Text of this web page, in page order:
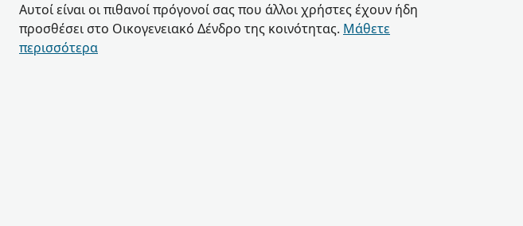
Αυτοί είναι οι πιθανοί πρόγονοί σας που άλλοι χρήστες έχουν ήδη
προσθέσει στο Οικογενειακό Δένδρο της κοινότητας. Μάθετε
περισσότερα